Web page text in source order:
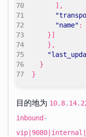
],
"name" :
}]
},
}
}
目的地为
inbound-